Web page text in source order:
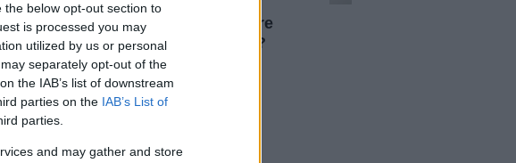
below opt-out section to
is processed you may
utilized by us or personal
separately opt-out of the
the IAB’s list of downstream
parties on the IAB’s List of
parties.
and may gather and store
Il collagene da bere
funziona davvero?